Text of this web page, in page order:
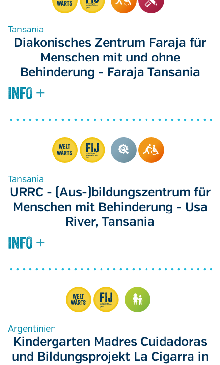
Tansania
Diakonisches Zentrum Faraja für
Menschen mit und ohne
Behinderung - Faraja Tansania
Tansania
URRC - (Aus-)bildungszentrum für
Menschen mit Behinderung - Usa
River, Tansania
Argentinien
Kindergarten Madres Cuidadoras
und Bildungsprojekt La Cigarra in